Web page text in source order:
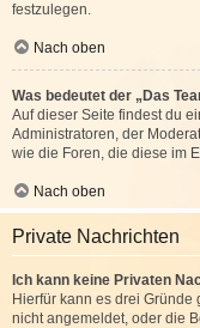
festzulegen.
Nach oben
Was bedeutet der „Das
Auf dieser Seite findest du
Administratoren, der
wie die Foren, die diese im
Nach oben
Private Nachrichten
Ich kann keine Privaten
Hierfür kann es drei
nicht angemeldet, oder die